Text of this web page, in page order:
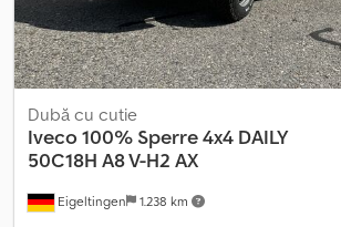
Eigeltingen 1.238 km
Dubă cu cutie
Iveco100% Sperre 4x4 DAILY
50C18H A8 V-H2 AX